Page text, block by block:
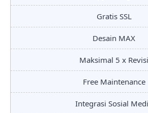
Gratis SSL
Desain MAX
Maksimal 5 x Revisi
Free Maintenance
Integrasi Sosial